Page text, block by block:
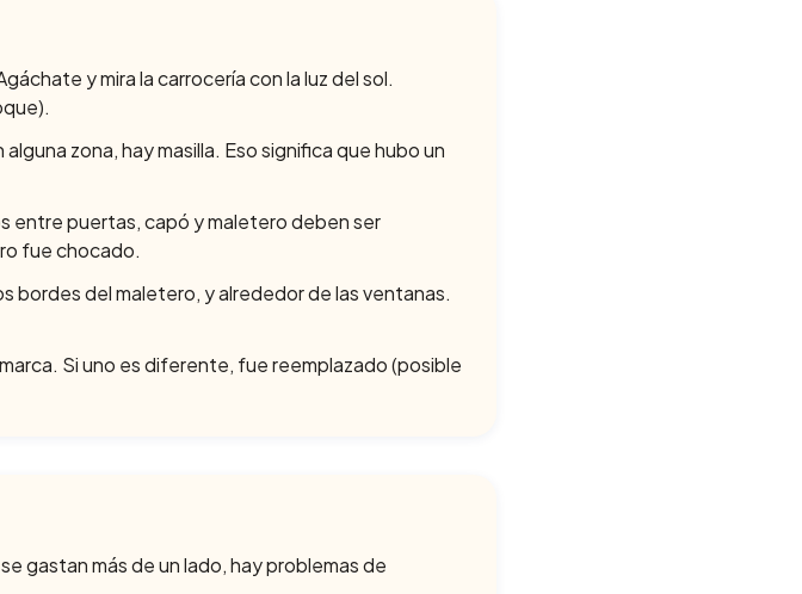
y mira la carrocería con la luz del sol.
zona, hay masilla. Eso significa que hubo un
entre puertas, capó y maletero deben ser
fue chocado.
bordes del maletero, y alrededor de las ventanas.
Si uno es diferente, fue reemplazado (posible
gastan más de un lado, hay problemas de